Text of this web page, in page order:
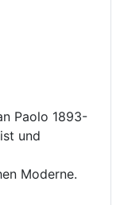
Paolo 1893-
und
Moderne.